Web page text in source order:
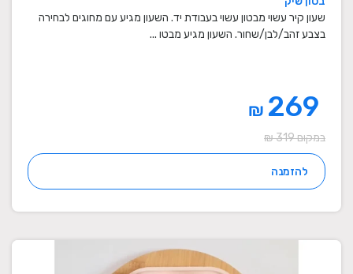
שעון קיר עשוי מבטון עשוי בעבודת יד. השעון מגיע עם מחוגים לבחירה
בצבע זהב/לבן/שחור. השעון מגיע מבטו ...
₪
במקום 319 ₪
להזמנה